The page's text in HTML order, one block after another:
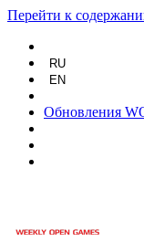
Перейти к
RU
EN
Обновления